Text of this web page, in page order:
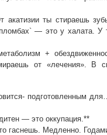
акатизии ты стираешь
— это у халата. У
+
от «лечения». В
подготовленным
— это оккупация.**
гаснешь. Медленно.